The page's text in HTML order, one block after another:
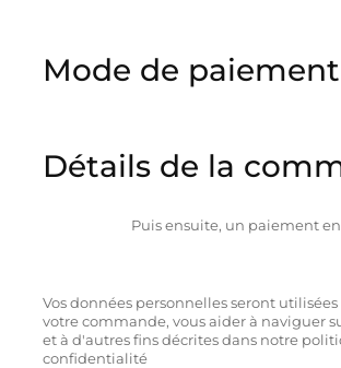
Mode de paiement
Détails de la
Puis ensuite, un paiement en
Vos données personnelles seront
votre commande, vous aider à naviguer
et à d'autres fins décrites dans notre
confidentialité